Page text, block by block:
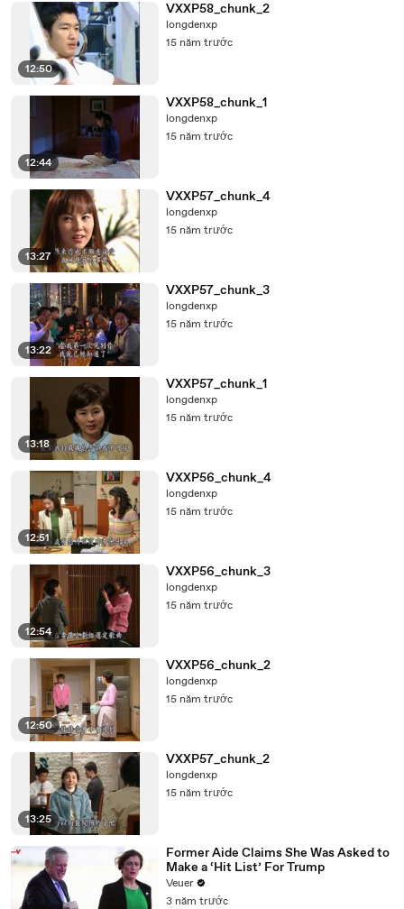
12:50
VXXP58_chunk_2
longdenxp
15 năm trước
12:44
VXXP58_chunk_1
longdenxp
15 năm trước
13:27
VXXP57_chunk_4
longdenxp
15 năm trước
13:22
VXXP57_chunk_3
longdenxp
15 năm trước
13:18
VXXP57_chunk_1
longdenxp
15 năm trước
12:51
VXXP56_chunk_4
longdenxp
15 năm trước
12:54
VXXP56_chunk_3
longdenxp
15 năm trước
12:50
VXXP56_chunk_2
longdenxp
15 năm trước
13:25
VXXP57_chunk_2
longdenxp
15 năm trước
Former Aide Claims She Was Asked to
Make a ‘Hit List’ For Trump
Veuer
3 năm trước